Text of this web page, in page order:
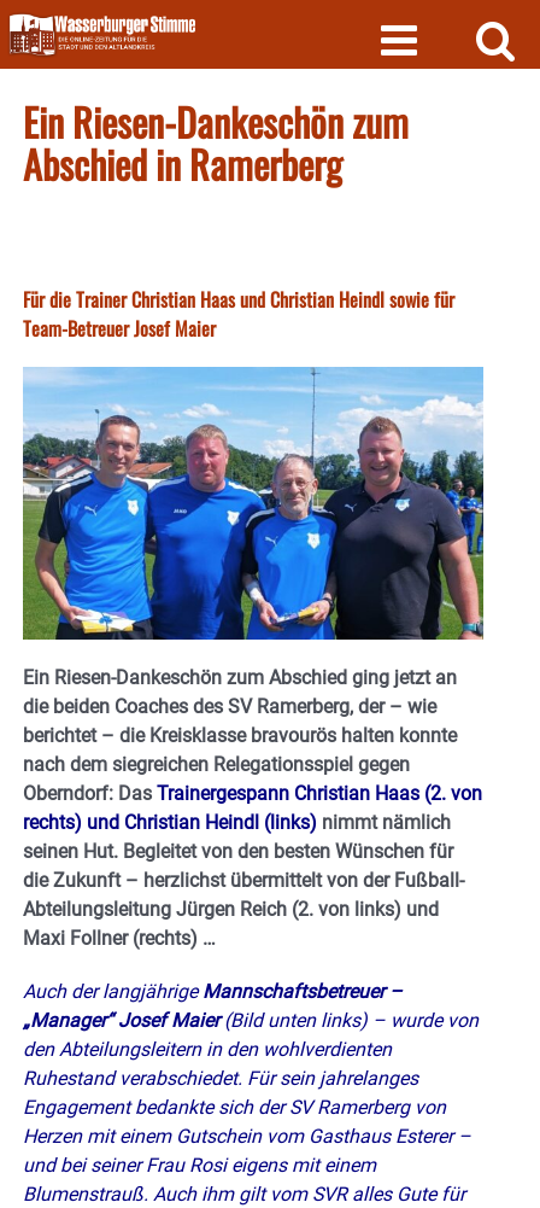
Skip
to
content
Ein Riesen-Dankeschön zum
Abschied in Ramerberg
Für die Trainer Christian Haas und Christian Heindl sowie für
Team-Betreuer Josef Maier
Ein Riesen-Dankeschön zum Abschied ging jetzt an
die beiden Coaches des SV Ramerberg, der – wie
berichtet – die Kreisklasse bravourös halten konnte
nach dem siegreichen Relegationsspiel gegen
Oberndorf: Das Trainergespann Christian Haas (2. von
rechts) und Christian Heindl (links) nimmt nämlich
seinen Hut. Begleitet von den besten Wünschen für
die Zukunft – herzlichst übermittelt von der Fußball-
Abteilungsleitung Jürgen Reich (2. von links) und
Maxi Follner (rechts) …
Auch der langjährigeMannschaftsbetreuer –
„Manager“ Josef Maier(Bild unten links) – wurde von
den Abteilungsleitern in den wohlverdienten
Ruhestand verabschiedet. Für sein jahrelanges
Engagement bedankte sich der SV Ramerberg von
Herzen mit einem Gutschein vom Gasthaus Esterer –
und bei seiner Frau Rosi eigens mit einem
Blumenstrauß. Auch ihm gilt vom SVR alles Gute für